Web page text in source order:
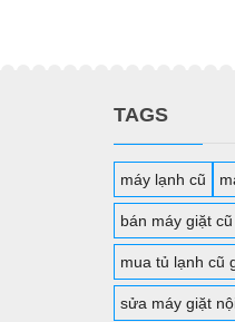
TAGS
máy lạnh cũ
bán máy giặt
mua tủ lạnh cũ
sửa máy giặt